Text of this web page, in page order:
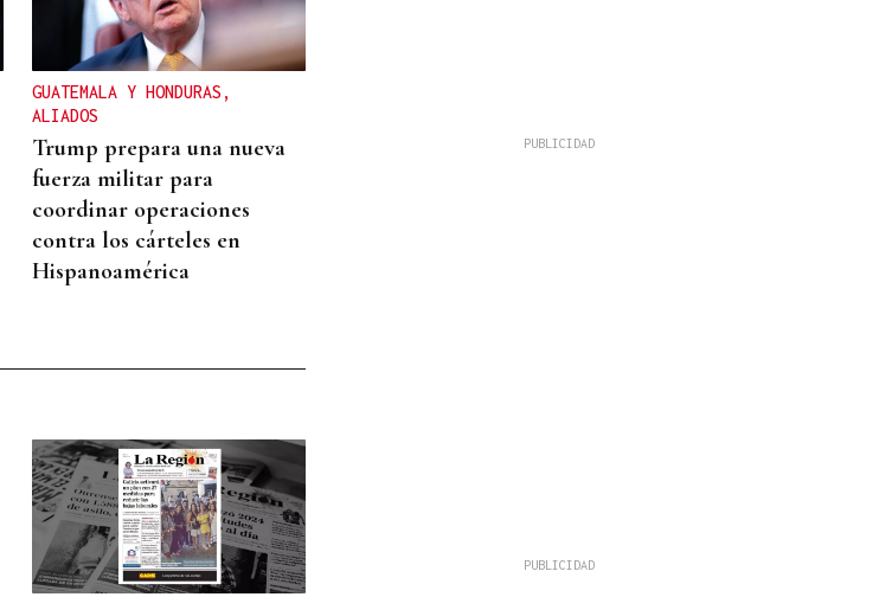
GUATEMALA Y HONDURAS,
ALIADOS
Trump prepara una nueva
fuerza militar para
coordinar operaciones
contra los cárteles en
Hispanoamérica